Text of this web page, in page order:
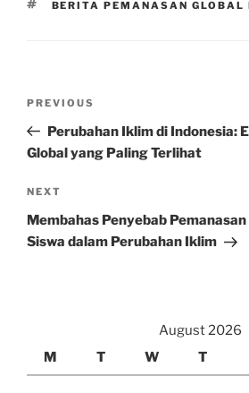
TAGS
BERITA PEMANASAN
Previous
Post
PREVIOUS
Perubahan Iklim di Indonesia:
Global yang Paling Terlihat
Next
Post
NEXT
Membahas Penyebab
Siswa dalam Perubahan Iklim
August 2026
M
T W T